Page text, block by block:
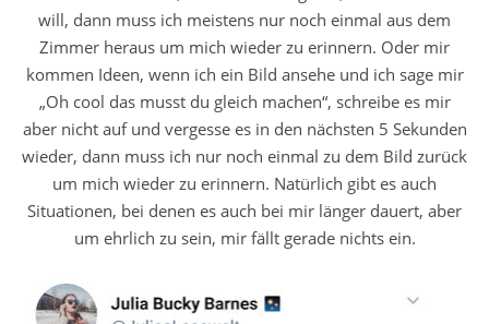
will, dann muss ich meistens nur noch einmal aus dem
Zimmer heraus um mich wieder zu erinnern. Oder mir
kommen Ideen, wenn ich ein Bild ansehe und ich sage mir
„Oh cool das musst du gleich machen“, schreibe es mir
aber nicht auf und vergesse es in den nächsten 5 Sekunden
wieder, dann muss ich nur noch einmal zu dem Bild zurück
um mich wieder zu erinnern. Natürlich gibt es auch
Situationen, bei denen es auch bei mir länger dauert, aber
um ehrlich zu sein, mir fällt gerade nichts ein.